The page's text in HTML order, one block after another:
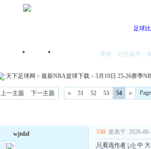
足球
首页 搜索 社区服务
天下足球网 » 最新NBA篮球下载 » 5月19日 25-26赛季
上一主题 下一主题 « 51 52 53 54 »
wjtdzf 530 发表于: 2026-
只看该作者|小 中 大